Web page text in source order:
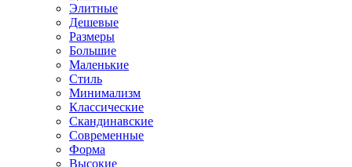
Элитные
Дешевые
Размеры
Большие
Маленькие
Стиль
Минимализм
Классические
Скандинавские
Современные
Форма
Высокие